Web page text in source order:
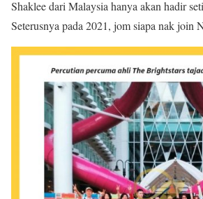
Shaklee dari Malaysia hanya akan hadir
Seterusnya pada 2021, jom siapa nak join